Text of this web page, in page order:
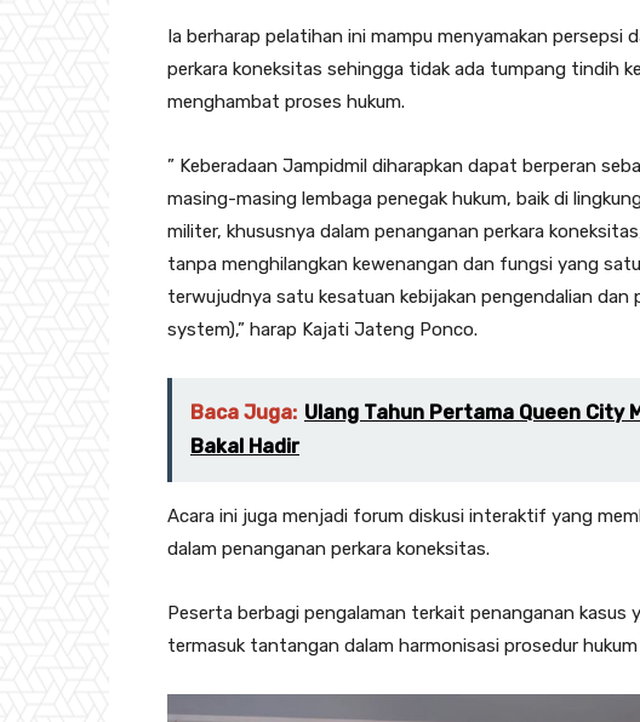
Ia berharap pelatihan ini mampu menyamakan persepsi
perkara koneksitas sehingga tidak ada tumpang tindih
menghambat proses hukum.
” Keberadaan Jampidmil diharapkan dapat berperan
masing-masing lembaga penegak hukum, baik di
militer, khususnya dalam penanganan perkara
tanpa menghilangkan kewenangan dan fungsi yang
terwujudnya satu kesatuan kebijakan pengendalian
system),” harap Kajati Jateng Ponco.
Baca Juga: Ulang Tahun Pertama Queen City
Bakal Hadir
Acara ini juga menjadi forum diskusi interaktif yang
dalam penanganan perkara koneksitas.
Peserta berbagi pengalaman terkait penanganan kasus
termasuk tantangan dalam harmonisasi prosedur